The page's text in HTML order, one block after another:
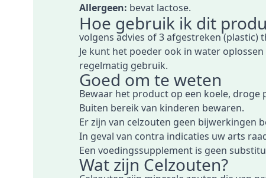
Allergeen: bevat lactose.
Hoe gebruik ik dit
volgens advies of 3 afgestreken (plastic)
Je kunt het poeder ook in water
regelmatig gebruik.
Goed om te weten
Bewaar het product op een koele, droge
Buiten bereik van kinderen bewaren.
Er zijn van celzouten geen bijwerkingen
In geval van contra indicaties uw arts
Een voedingssupplement is geen
Wat zijn Celzouten?